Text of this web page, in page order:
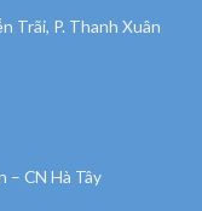
Trãi, P. Thanh Xuân
– CN Hà Tây